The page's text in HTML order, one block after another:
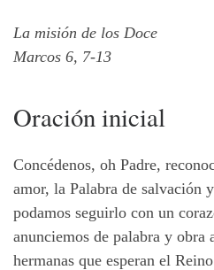
La misión de los Doce
Marcos 6, 7-13
Oración inicial
Concédenos, oh Padre,
amor, la Palabra de salvación
podamos seguirlo con un
anunciemos de palabra y obra
hermanas que esperan el